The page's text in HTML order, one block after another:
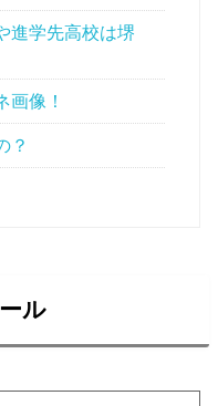
進学先高校は堺
画像！
？
ル